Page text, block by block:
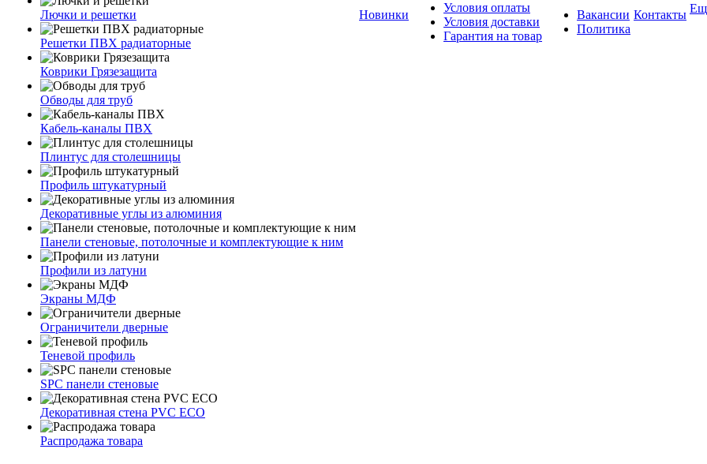
Лючки и решетки
Решетки ПВХ радиаторные
Коврики Грязезащита
Обводы для труб
Кабель-каналы ПВХ
Плинтус для столешницы
Профиль штукатурный
Декоративные углы из алюминия
Панели стеновые, потолочные и комплектующие к ним
Профили из латуни
Экраны МДФ
Ограничители дверные
Теневой профиль
SPC панели стеновые
Декоративная стена PVC ECO
Распродажа товара
Новинки
Условия оплаты
Условия доставки
Гарантия на товар
Вакансии
Политика
Контакты